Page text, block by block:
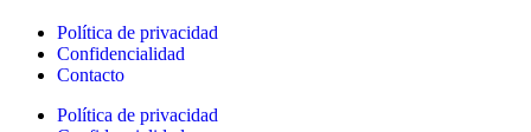
Política de privacidad
Confidencialidad
Contacto
Política de privacidad